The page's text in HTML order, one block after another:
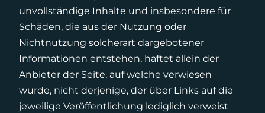
unvollständige Inhalte und insbesondere für
Schäden, die aus der Nutzung oder
Nichtnutzung solcherart dargebotener
Informationen entstehen, haftet allein der
Anbieter der Seite, auf welche verwiesen
wurde, nicht derjenige, der über Links auf die
jeweilige Veröffentlichung lediglich verweist